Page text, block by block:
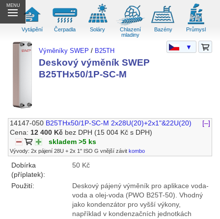
MENU
Vytápění Čerpadla Soláry
Chlazení
mladiny
Bazény Průmysl
Výměníky SWEP / B25TH
Deskový výměník SWEP
B25THx50/1P-SC-M
14147-050 B25THx50/1P-SC-M 2x28U(20)+2x1"&22U(20)
[–]
Cena:12 400 Kč bez DPH (15 004 Kč s DPH)
skladem >5 ks
Vývody: 2x pájení 28U + 2x 1" ISO G vnější závitkombo
Dobírka
(příplatek):
50 Kč
Použití:
Deskový pájený výměník pro aplikace voda-
voda a olej-voda (PWO B25T-50). Vhodný
jako kondenzátor pro vyšší výkony,
například v kondenzačních jednotkách
▼